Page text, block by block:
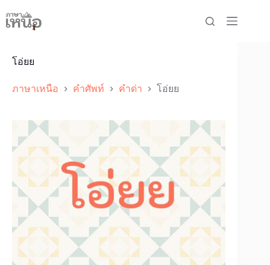
to
content
โอ่ยย
ภาษาเหนือ คำศัพท์ คำด่า โอ่ยย